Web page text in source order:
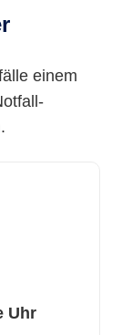
einem
Uhr